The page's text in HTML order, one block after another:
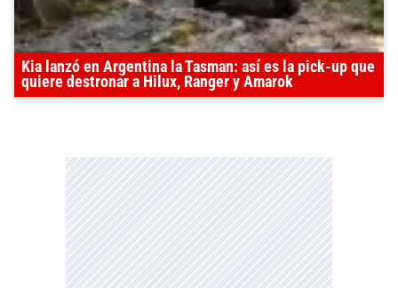
Kia lanzó en Argentina la Tasman: así es la pick-up que
quiere destronar a Hilux, Ranger y Amarok